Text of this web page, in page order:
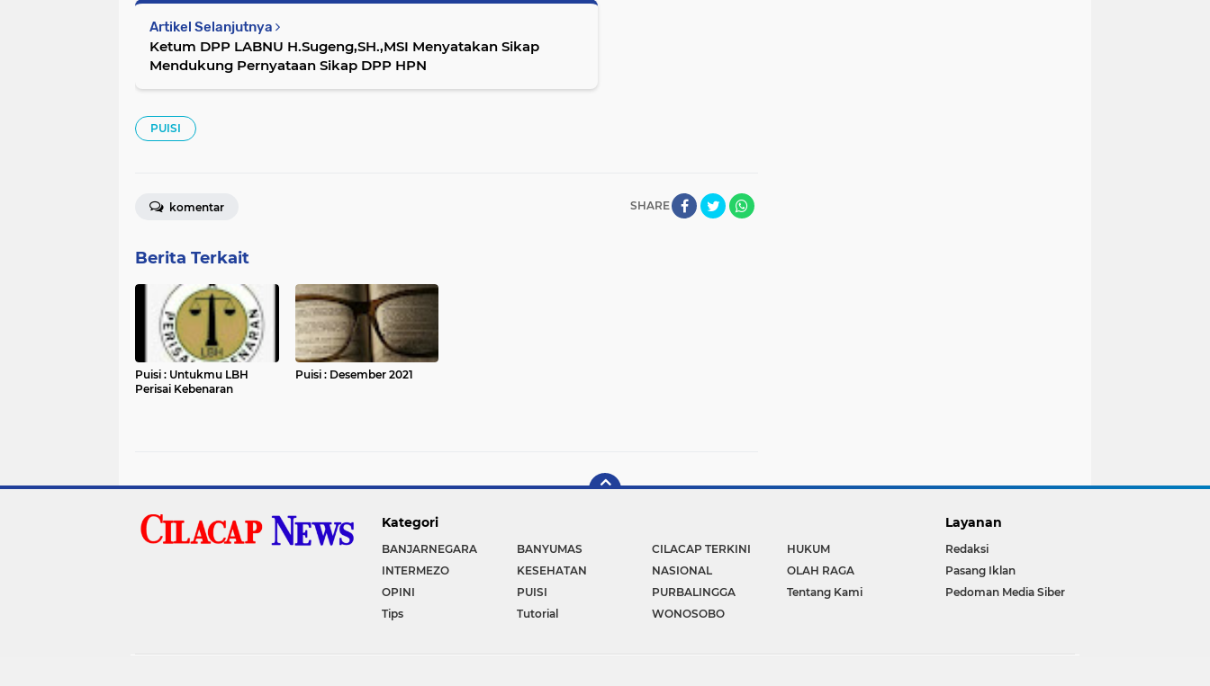
Artikel Selanjutnya
Ketum DPP LABNU H.Sugeng,SH.,MSI Menyatakan Sikap
Mendukung Pernyataan Sikap DPP HPN
PUISI
SHARE
komentar
Berita Terkait
Puisi : Untukmu LBH
Perisai Kebenaran
Puisi : Desember 2021
Kategori
BANJARNEGARA BANYUMAS CILACAP TERKINI
HUKUM
INTERMEZO
KESEHATAN NASIONAL
OLAH RAGA
OPINI
PUISI PURBALINGGA
Tentang Kami
Tips
Tutorial WONOSOBO
Layanan
Redaksi
Pasang Iklan
Pedoman Media Siber